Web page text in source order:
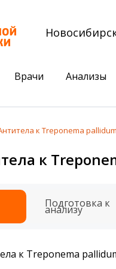
Врачи Анализы
Акции
Комплексный
Сдать клеща на
к Treponema
к
Подготовка к
анализу
к Treponema